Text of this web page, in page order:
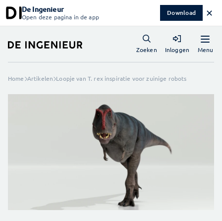
De Ingenieur
Open deze pagina in de app Download ✕
Menu
Zoeken Inloggen
Home Artikelen Loopje van T. rex inspiratie voor zuinige robots